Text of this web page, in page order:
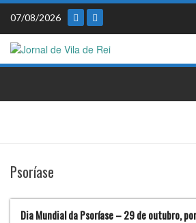
Skip
content
07/08/2026
Psoríase
Dia Mundial da Psoríase – 29 de outubro,